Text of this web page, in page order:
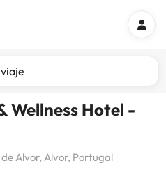
Wellness Hotel -
Alvor, Alvor, Portugal